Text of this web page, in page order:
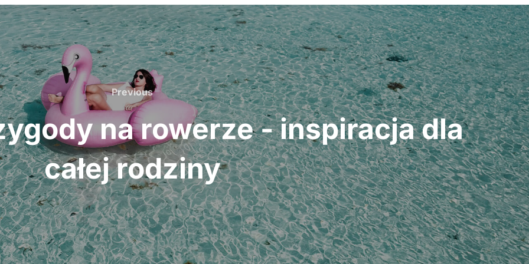
Previous
Previous
na rowerze - inspiracja dla
całej rodziny